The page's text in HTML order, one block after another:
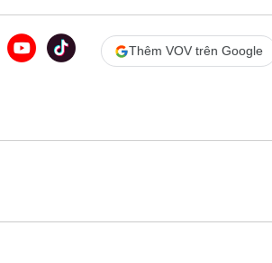
Thêm VOV trên Google